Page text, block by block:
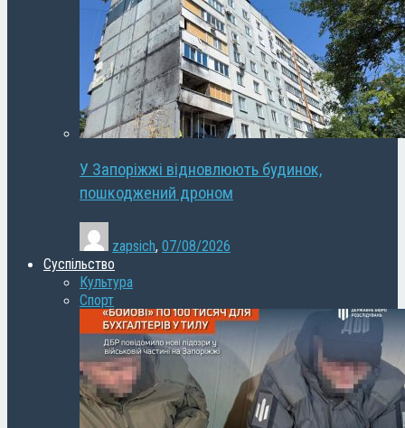
У Запоріжжі відновлюють будинок,
пошкоджений дроном
zapsich, 07/08/2026
Суспільство
Культура
Спорт